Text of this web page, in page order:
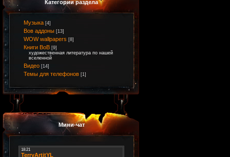
Категории раздела
Музыка [4]
Вов аддоны [13]
WOW wallpapers [8]
Книги ВоВ [9]
художественная литература по нашей
вселенной
Видео [14]
Темы для телефонов [1]
Мини-чат